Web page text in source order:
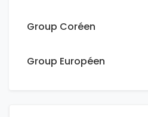
Group Coréen
Group Européen